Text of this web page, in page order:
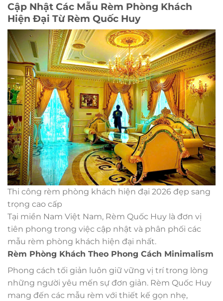
Cập Nhật Các Mẫu Rèm Phòng Khách
Hiện Đại Từ Rèm Quốc Huy
Thi công rèm phòng khách hiện đại 2026 đẹp sang
trọng cao cấp
Tại miền Nam Việt Nam, Rèm Quốc Huy là đơn vị
tiên phong trong việc cập nhật và phân phối các
mẫu rèm phòng khách hiện đại nhất.
Rèm Phòng Khách Theo Phong Cách Minimalism
Phong cách tối giản luôn giữ vững vị trí trong lòng
những người yêu mến sự đơn giản. Rèm Quốc Huy
mang đến các mẫu rèm với thiết kế gọn nhẹ,